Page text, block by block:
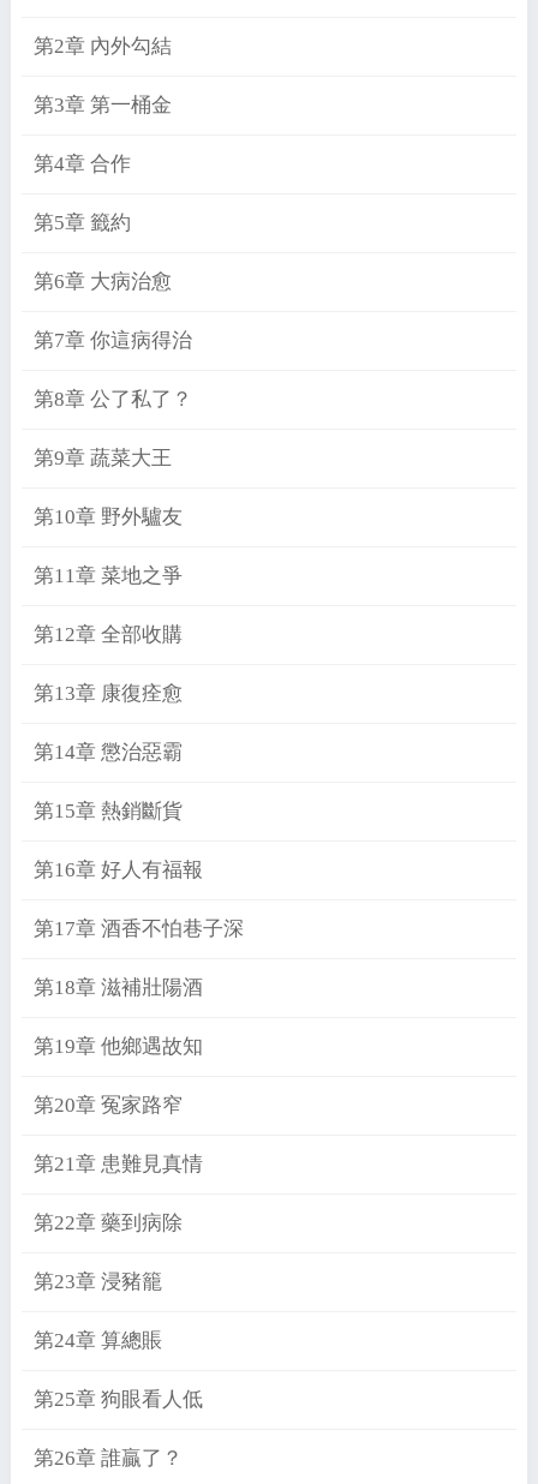
第2章 內外勾結
第3章 第一桶金
第4章 合作
第5章 籤約
第6章 大病治愈
第7章 你這病得治
第8章 公了私了？
第9章 蔬菜大王
第10章 野外驢友
第11章 菜地之爭
第12章 全部收購
第13章 康復痊愈
第14章 懲治惡霸
第15章 熱銷斷貨
第16章 好人有福報
第17章 酒香不怕巷子深
第18章 滋補壯陽酒
第19章 他鄉遇故知
第20章 冤家路窄
第21章 患難見真情
第22章 藥到病除
第23章 浸豬籠
第24章 算總賬
第25章 狗眼看人低
第26章 誰贏了？